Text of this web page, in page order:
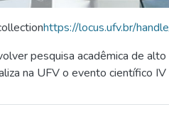
https://locus.ufv.br/
pesquisa acadêmica de
na UFV o evento científico